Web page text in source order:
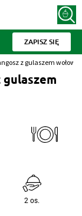
ZAPISZ SIĘ
z gulaszem
2 os.